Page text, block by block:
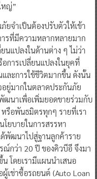
หญ่”
ยจำเป็นต้องปรับตัวให้เข้า
รที่มีความหลากหลายมาก
นแปลงในด้านต่าง ๆ ไม่ว่า
การเปลี่ยนแปลงในยุคที่
และการใช้ชีวิตมากขึ้น ดังนั้น
อยู่มากในตลาดประกันภัย
ฒนาเพื่อเพิ่มยอดขายร่วมกับ
รือพันธมิตรทุกๆ รายที่เรา
ยบายในการสรรหา
ด้พัฒนาไปสู่ฐานลูกค้าราย
ณ์กว่า 20 ปี ของคิวบีอี จึงมา
น โดยเรามีแผนนำเสนอ
เช่าซื้อรถยนต์ (Auto Loan